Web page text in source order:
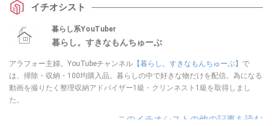
イチオシスト
暮らし系YouTuber
暮らし。すきなもんちゅーぶ
アラフォー主婦。YouTubeチャンネル 【暮らし。すきなもんちゅーぶ】 で
は、掃除・収納・100均購入品。暮らしの中で好きな物だけを配信。為になる
動画を撮りたく整理収納アドバイザー1級・クリンネスト1級を取得しまし
た。
このイチオシストの他の記事を読む